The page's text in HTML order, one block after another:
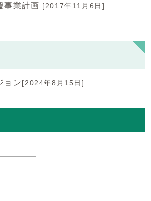
事業計画 [2017年11月6日]
ョン[2024年8月15日]